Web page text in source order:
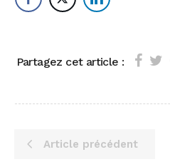
Partagez cet article :
Article précédent